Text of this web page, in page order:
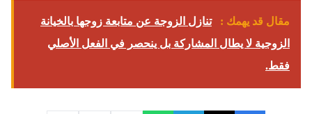
مقال قد يهمك :
تنازل الزوجة عن متابعة زوجها بالخيانة
الزوجية لا يطال المشاركة بل ينحصر في الفعل الأصلي
فقط.